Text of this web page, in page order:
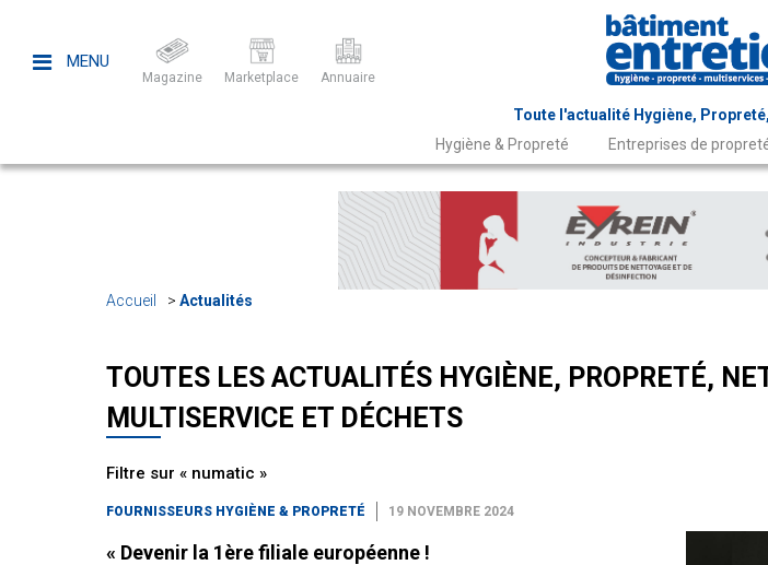
MENU
Magazine Marketplace Annuaire
Toute l'actualité Hygiène,
Hygiène & Propreté Entreprises de
Accueil Actualités
TOUTES LES ACTUALITÉS HYGIÈNE, PROPRETÉ,
MULTISERVICE ET DÉCHETS
Filtre sur « numatic »
FOURNISSEURS HYGIÈNE & PROPRETÉ 19 NOVEMBRE 2024
« Devenir la 1ère filiale européenne !